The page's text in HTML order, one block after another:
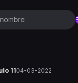
1104-03-2022